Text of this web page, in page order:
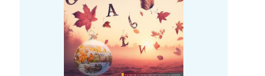
Mehr erfahren